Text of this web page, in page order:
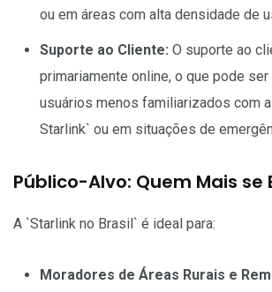
ou em áreas com alta densidade de
Suporte ao Cliente: O suporte ao
primariamente online, o que pode
usuários menos familiarizados com
Starlink` ou em situações de
Público-Alvo: Quem Mais se
A `Starlink no Brasil` é ideal para:
Moradores de Áreas Rurais e